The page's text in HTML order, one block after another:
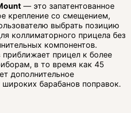
— это запатентованное
крепление со смещением,
выбрать позицию
коллиматорного прицела без
компонентов.
прицел к более
в то время как 45
дополнительное
широких барабанов поправок.